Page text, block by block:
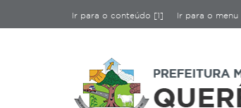
Ir para o conteúdo [1] Ir para o menu